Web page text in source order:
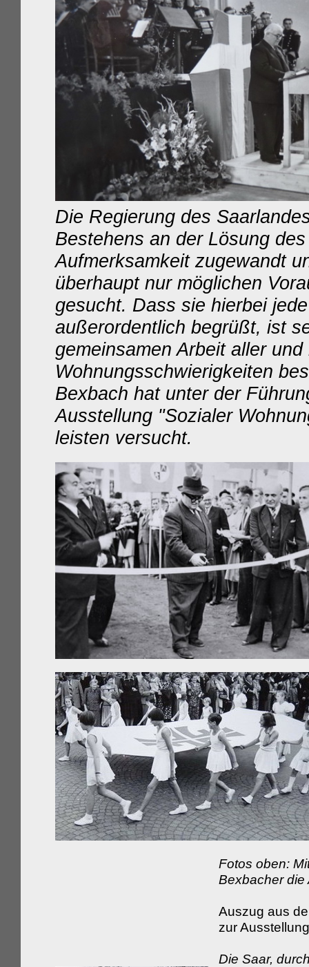
Die Regierung des
Bestehens an der Lösung
Aufmerksamkeit zugewandt
überhaupt nur möglichen
gesucht. Dass sie hierbei
außerordentlich begrüßt, ist
gemeinsamen Arbeit aller
Wohnungsschwierigkeiten
Bexbach hat unter der
Ausstellung "Sozialer
leisten versucht.
Fotos oben:
Bexbacher die
Auszug aus
zur
Die Saar,